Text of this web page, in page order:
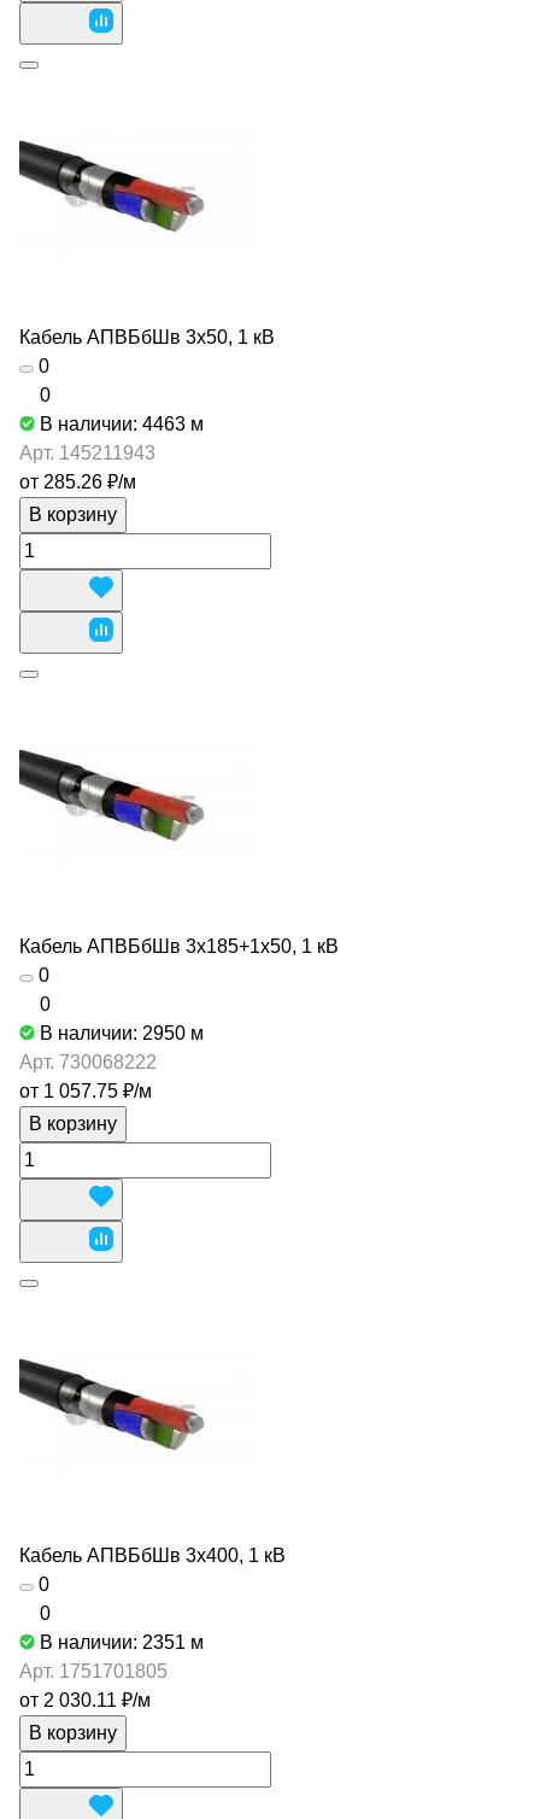
Кабель АПВБбШв 3х50, 1 кВ
0
0
В наличии: 4463 м
Арт. 145211943
от 285.26 ₽/м
В корзину
Кабель АПВБбШв 3х185+1х50, 1 кВ
0
0
В наличии: 2950 м
Арт. 730068222
от 1 057.75 ₽/м
В корзину
Кабель АПВБбШв 3х400, 1 кВ
0
0
В наличии: 2351 м
Арт. 1751701805
от 2 030.11 ₽/м
В корзину